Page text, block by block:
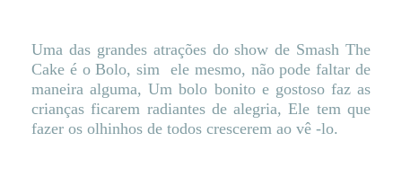
Uma das grandes atrações do show de Smash The
Cake é o Bolo, sim ele mesmo, não pode faltar de
maneira alguma, Um bolo bonito e gostoso faz as
crianças ficarem radiantes de alegria, Ele tem que
fazer os olhinhos de todos crescerem ao vê -lo.